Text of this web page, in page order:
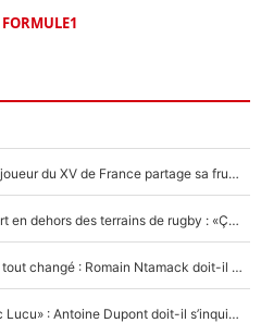
Mis de côté par Fabien Galthié, un joueur du XV de France partage sa frustration : «ils ne me l’ont pas dit tout de suite»
La raison d'être de Matthieu Jalibert en dehors des terrains de rugby : «Ça m'atteint autant que si tu touches à un membre de ma famille»
XV de France - Matthieu Jalibert a tout changé : Romain Ntamack doit-il s’inquiéter pour sa place à un an de la Coupe du monde ?
«Le XV de France est meilleur avec Lucu» : Antoine Dupont doit-il s’inquiéter pour sa place ?